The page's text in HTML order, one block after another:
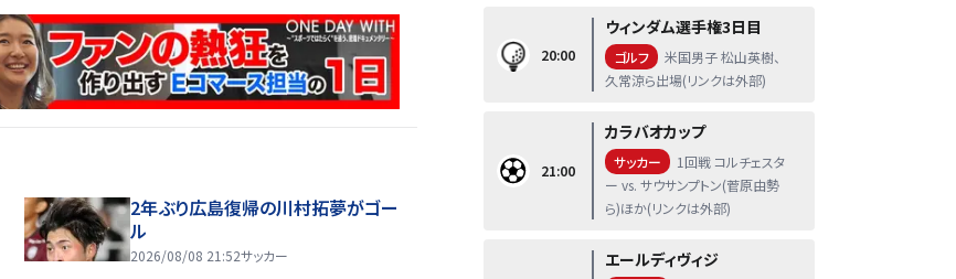
2年ぶり広島復帰の川村拓夢がゴー
ル
2026/08/08 21:52サッカー
20:00
ウィンダム選手権3日目
ゴルフ
米国男子 松山英樹、
久常涼ら出場(リンクは外部)
21:00
カラバオカップ
サッカー
1回戦 コルチェスタ
ー vs. サウサンプトン(菅原由勢
ら)ほか(リンクは外部)
エールディヴィジ